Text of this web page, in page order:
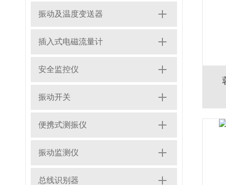
振动及温度变送器
插入式电磁流量计
安全监控仪
振动开关
便携式测振仪
振动监测仪
总线识别器